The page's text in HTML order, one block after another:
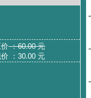
价：60.00 元
：30.00 元